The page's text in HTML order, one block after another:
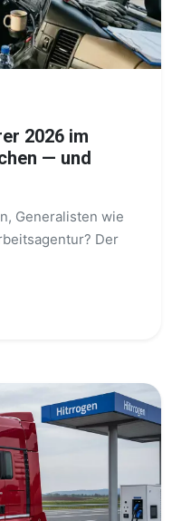
2026 im
— und
Generalisten wie
Der